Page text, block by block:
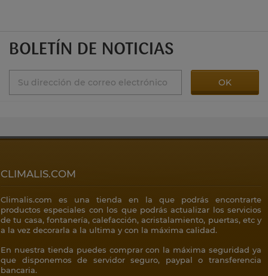
BOLETÍN DE NOTICIAS
CLIMALIS.COM
Climalis.com es una tienda en la que podrás encontrarte
productos especiales con los que podrás actualizar los servicios
de tu casa, fontanería, calefacción, acristalamiento, puertas, etc y
a la vez decorarla a la ultima y con la máxima calidad.
En nuestra tienda puedes comprar con la máxima seguridad ya
que disponemos de servidor seguro, paypal o transferencia
bancaria.